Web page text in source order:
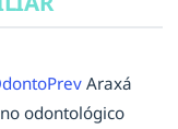
Araxá
odontológico